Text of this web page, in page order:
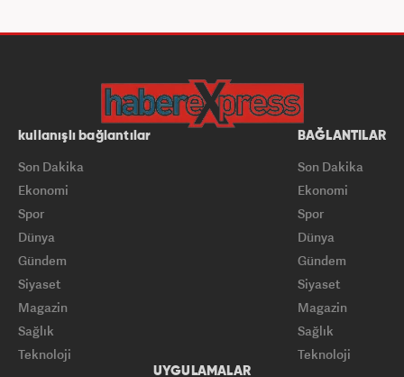
kullanışlı bağlantılar
Son Dakika
Ekonomi
Spor
Dünya
Gündem
Siyaset
Magazin
Sağlık
Teknoloji
BAĞLANTILAR
Son Dakika
Ekonomi
Spor
Dünya
Gündem
Siyaset
Magazin
Sağlık
Teknoloji
UYGULAMALAR